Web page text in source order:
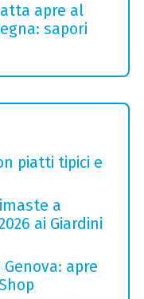
apre al
sapori
piatti tipici e
a
ai Giardini
apre